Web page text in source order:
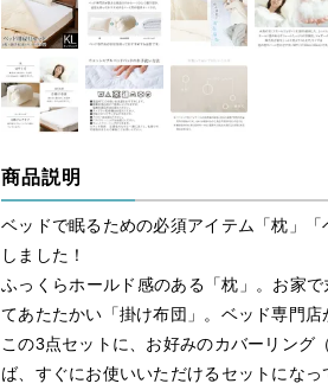
商品説明
ベッドで眠るための必須アイテム「枕」
しました！
ふっくらホールド感のある「枕」。お家
てあたたかい「掛け布団」。ベッド専門店
この3点セットに、お好みのカバーリング
ば、すぐにお使いいただけるセットになっ